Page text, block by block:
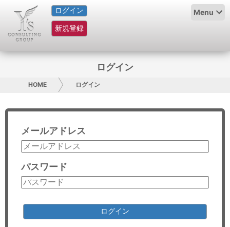
ログイン
新規登録
Menu
HOME
サービス紹介
グループ概要
採用情報
お問い合わせ
コンサルティング
リサーチ
ログイン
HOME ログイン
メールアドレス
パスワード
ログイン